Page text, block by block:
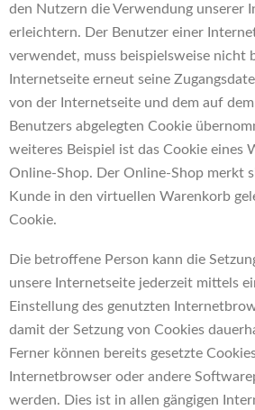
den Nutzern die Verwendung unserer
erleichtern. Der Benutzer einer
verwendet, muss beispielsweise nicht
Internetseite erneut seine
von der Internetseite und dem auf
Benutzers abgelegten Cookie
weiteres Beispiel ist das Cookie eines
Online-Shop. Der Online-Shop merkt
Kunde in den virtuellen Warenkorb
Cookie.
Die betroffene Person kann die
unsere Internetseite jederzeit mittels
Einstellung des genutzten
damit der Setzung von Cookies
Ferner können bereits gesetzte
Internetbrowser oder andere
werden. Dies ist in allen gängigen